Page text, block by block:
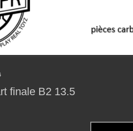
finale B2 13.5